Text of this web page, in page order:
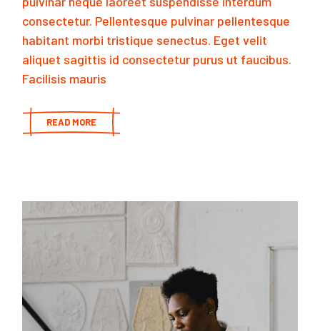
consectetur. Pellentesque pulvinar pellentesque
habitant morbi tristique senectus. Eget velit
aliquet sagittis id consectetur purus ut faucibus.
Facilisis mauris
READ MORE